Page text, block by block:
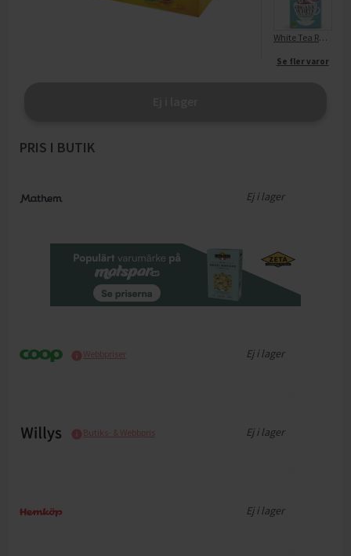
White Tea Raspberry EKO 20-p
Se fler varor
PRIS I BUTIK
Ej i lager
Webbpriser Ej i lager
Butiks- & Webbpris Ej i lager
Ej i lager